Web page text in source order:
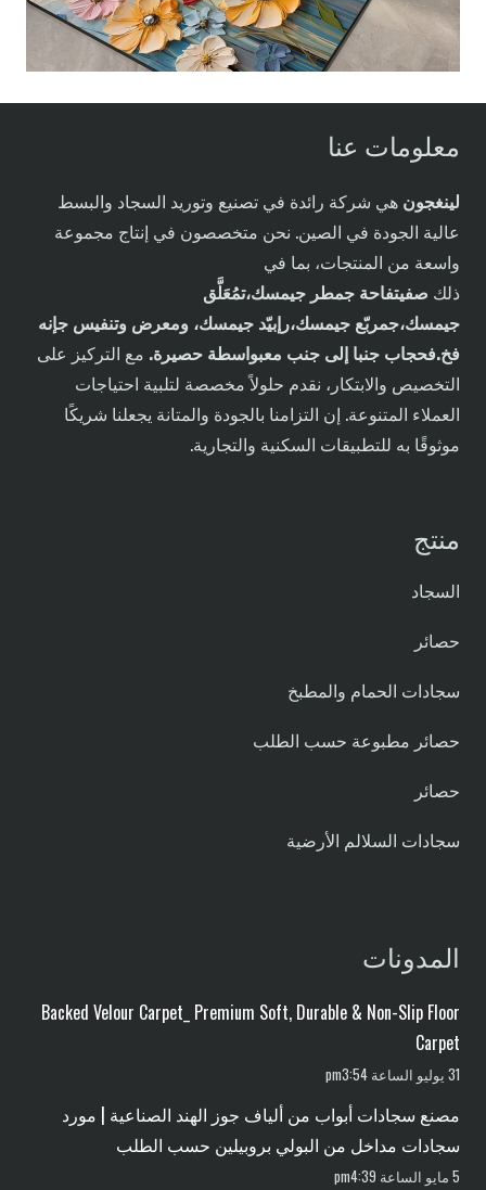
معلومات عنا
لينغجون هي شركة رائدة في تصنيع وتوريد السجاد والبسط
عالية الجودة في الصين. نحن متخصصون في إنتاج مجموعة
واسعة من المنتجات، بما في
ذلك صفيتفاحة جمطر جيمسك،تمُعَلَّق
جيمسك،جمربّع جيمسك،رإبيّد جيمسك، ومعرض وتنفيس جإنه
فخ.فحجاب جنبا إلى جنب معبواسطة حصيرة. مع التركيز على
التخصيص والابتكار، نقدم حلولاً مخصصة لتلبية احتياجات
العملاء المتنوعة. إن التزامنا بالجودة والمتانة يجعلنا شريكًا
موثوقًا به للتطبيقات السكنية والتجارية.
منتج
السجاد
حصائر
سجادات الحمام والمطبخ
حصائر مطبوعة حسب الطلب
حصائر
سجادات السلالم الأرضية
المدونات
Backed Velour Carpet_ Premium Soft, Durable & Non-Slip Floor
Carpet
31 يوليو الساعة pm3:54
مصنع سجادات أبواب من ألياف جوز الهند الصناعية | مورد
سجادات مداخل من البولي بروبيلين حسب الطلب
5 مايو الساعة pm4:39